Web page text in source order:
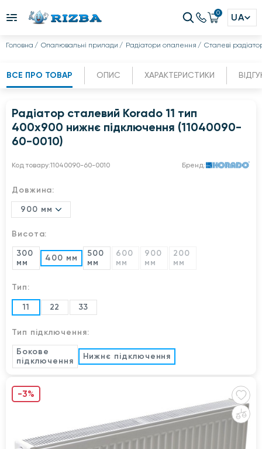
0 UA
Головна Опалювальні прилади Радіатори опалення Сталеві
ВСЕ ПРО ТОВАР ОПИС ХАРАКТЕРИСТИКИ
Радіатор сталевий Korado 11 тип
400x900 нижнє підключення (11040090-
60-0010)
Код товару:11040090-60-0010 Бренд:
Довжина:
900 мм
Висота:
300
мм
400 мм
500
мм
600
мм
900
мм
200
мм
Тип:
11
22 33
Тип підключення:
Бокове
підключення
Нижнє підключення
-3%